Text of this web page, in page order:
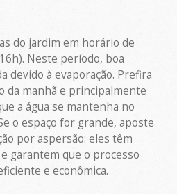
do jardim em horário de
Neste período, boa
devido à evaporação. Prefira
da manhã e principalmente
a água se mantenha no
o espaço for grande, aposte
por aspersão: eles têm
garantem que o processo
e econômica.